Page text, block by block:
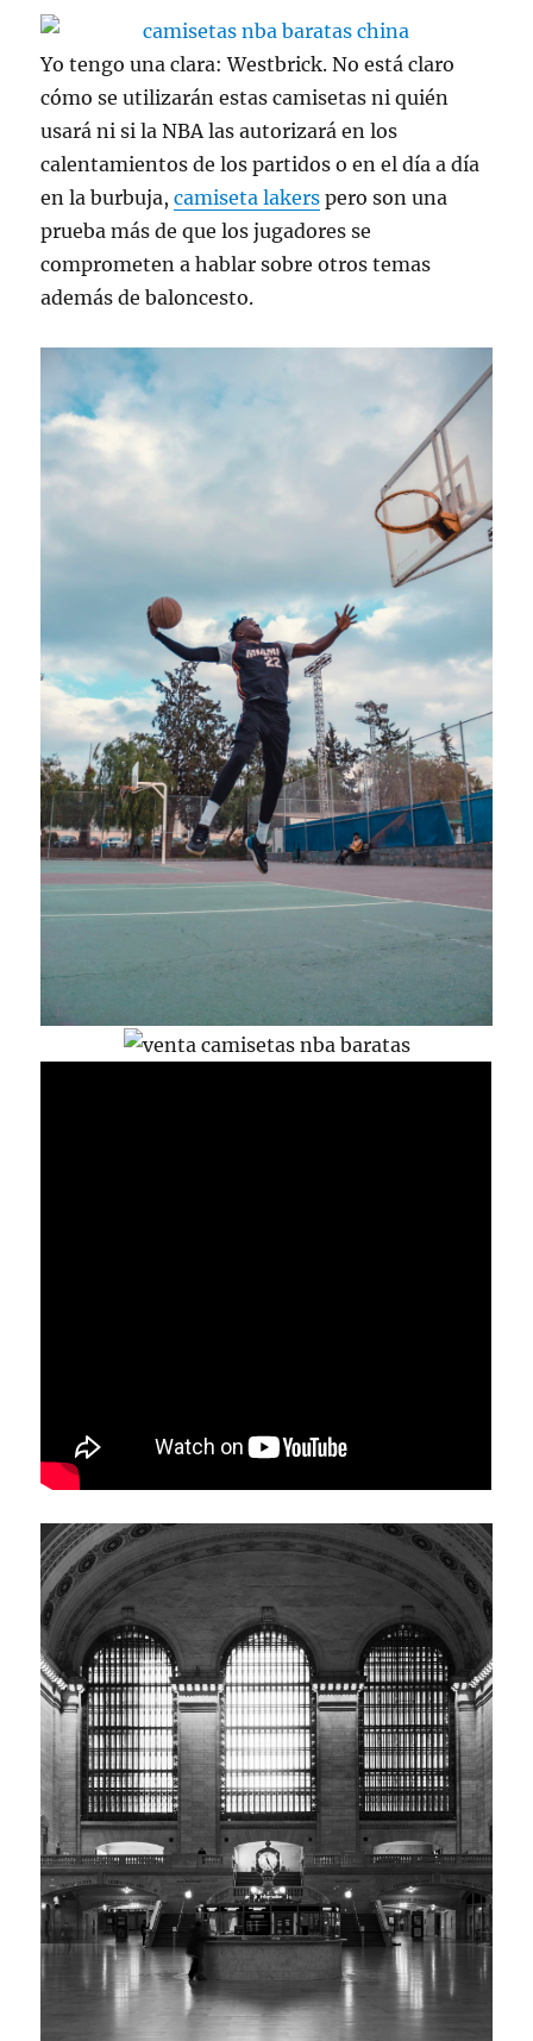
Yo tengo una clara: Westbrick. No está claro
cómo se utilizarán estas camisetas ni quién
usará ni si la NBA las autorizará en los
calentamientos de los partidos o en el día a día
en la burbuja,camiseta lakers pero son una
prueba más de que los jugadores se
comprometen a hablar sobre otros temas
además de baloncesto.